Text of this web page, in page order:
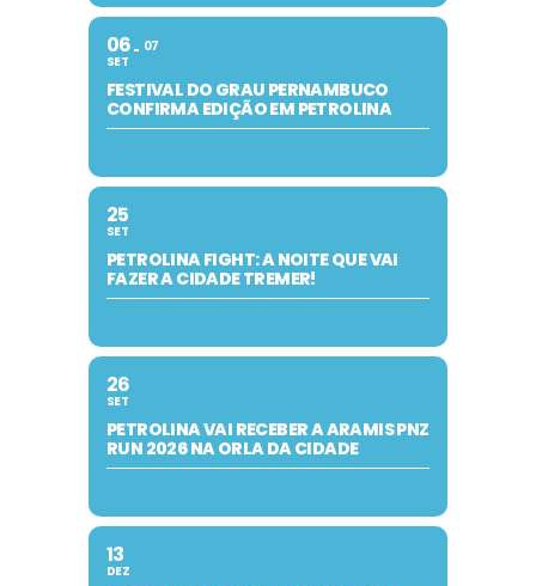
06
SET
07
FESTIVAL DO GRAU PERNAMBUCO
CONFIRMA EDIÇÃO EM PETROLINA
25
SET
PETROLINA FIGHT: A NOITE QUE VAI
FAZER A CIDADE TREMER!
26
SET
PETROLINA VAI RECEBER A ARAMIS PNZ
RUN 2026 NA ORLA DA CIDADE
13
DEZ